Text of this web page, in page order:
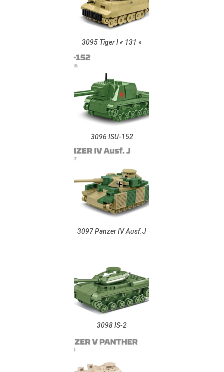
3095 Tiger I « 131 »
3096 ISU-152
3097 Panzer IV Ausf.J
3098 IS-2